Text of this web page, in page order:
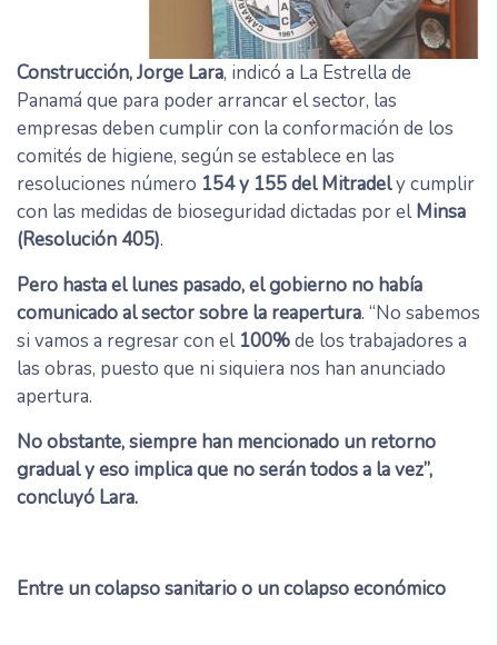
Construcción, Jorge Lara, indicó a La Estrella de
Panamá que para poder arrancar el sector, las
empresas deben cumplir con la conformación de los
comités de higiene, según se establece en las
resoluciones número 154 y 155 del Mitradely cumplir
con las medidas de bioseguridad dictadas por elMinsa
(Resolución 405).
Pero hasta el lunes pasado, el gobierno no había
comunicado al sector sobre la reapertura. “No sabemos
si vamos a regresar con el 100%de los trabajadores a
las obras, puesto que ni siquiera nos han anunciado
apertura.
No obstante, siempre han mencionado un retorno
gradual y eso implica que no serán todos a la vez”,
concluyó Lara.
Entre un colapso sanitario o un colapso económico